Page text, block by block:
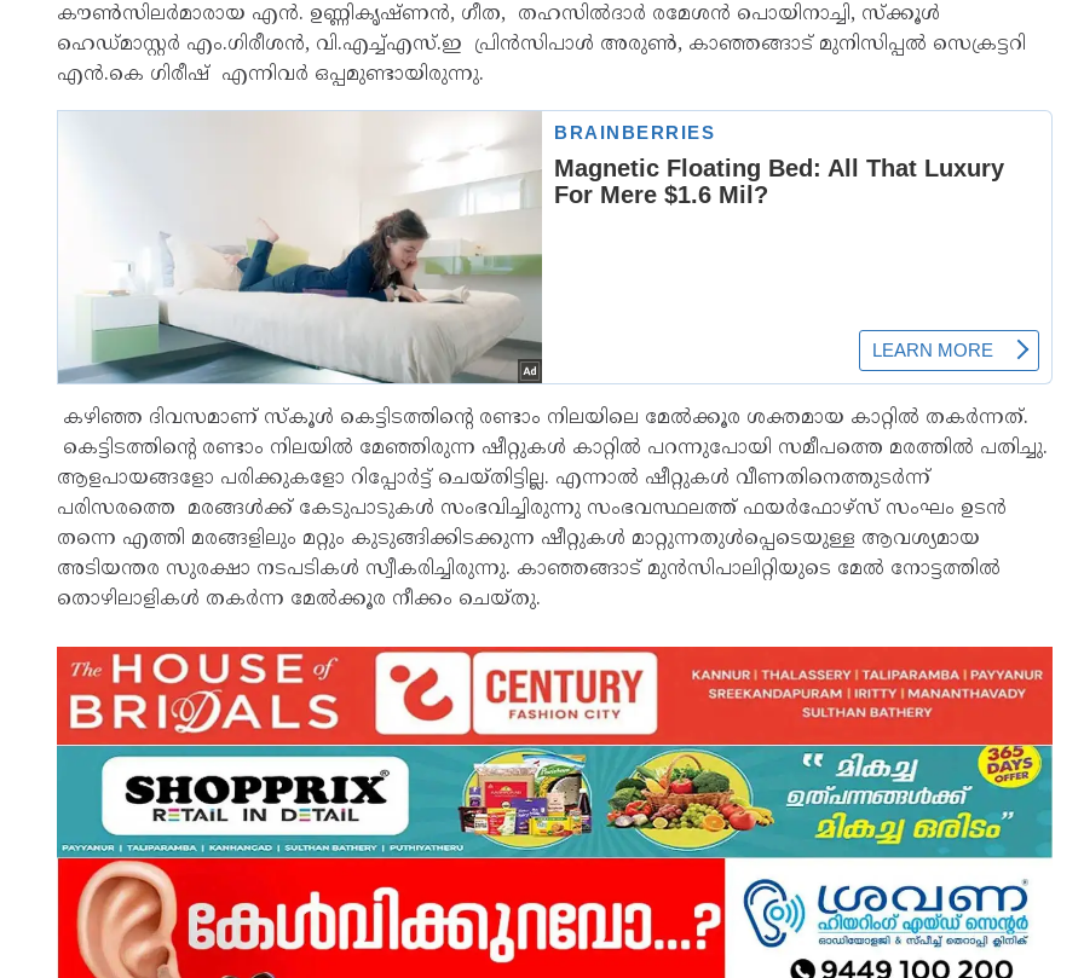
കൗൺസിലർമാരായ എൻ. ഉണ്ണികൃഷ്ണൻ, ഗീത, തഹസിൽദാർ രമേശൻ പൊയിനാച്ചി, സ്ക്കൂൾ
ഹെഡ്മാസ്റ്റർ എം.ഗിരീശൻ, വി.എച്ച്എസ്.ഇ പ്രിൻസിപാൾ അരുൺ, കാഞ്ഞങ്ങാട് മുനിസിപ്പൽ സെക്രട്ടറി
എൻ.കെ ഗിരീഷ് എന്നിവർ ഒപ്പമുണ്ടായിരുന്നു.
കഴിഞ്ഞ ദിവസമാണ് സ്‌കൂൾ കെട്ടിടത്തിന്റെ രണ്ടാം നിലയിലെ മേൽക്കൂര ശക്തമായ കാറ്റിൽ തകർന്നത്.
കെട്ടിടത്തിന്റെ രണ്ടാം നിലയിൽ മേഞ്ഞിരുന്ന ഷീറ്റുകൾ കാറ്റിൽ പറന്നുപോയി സമീപത്തെ മരത്തിൽ പതിച്ചു.
ആളപായങ്ങളോ പരിക്കുകളോ റിപ്പോർട്ട് ചെയ്തിട്ടില്ല. എന്നാൽ ഷീറ്റുകൾ വീണതിനെത്തുടർന്ന്
പരിസരത്തെ മരങ്ങൾക്ക് കേടുപാടുകൾ സംഭവിച്ചിരുന്നു സംഭവസ്ഥലത്ത് ഫയർഫോഴ്‌സ് സംഘം ഉടൻ
തന്നെ എത്തി മരങ്ങളിലും മറ്റും കുടുങ്ങിക്കിടക്കുന്ന ഷീറ്റുകൾ മാറ്റുന്നതുൾപ്പെടെയുള്ള ആവശ്യമായ
അടിയന്തര സുരക്ഷാ നടപടികൾ സ്വീകരിച്ചിരുന്നു. കാഞ്ഞങ്ങാട് മുൻസിപാലിറ്റിയുടെ മേൽ നോട്ടത്തിൽ
തൊഴിലാളികൾ തകർന്ന മേൽക്കൂര നീക്കം ചെയ്തു.